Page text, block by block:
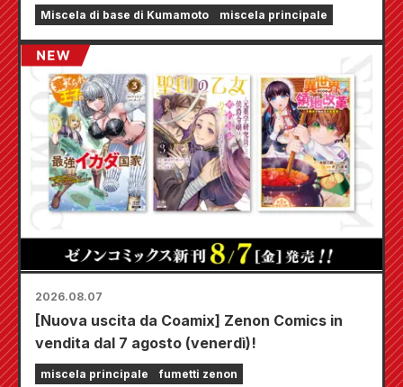
terremoto di Kumamoto del 2026.
Miscela di base di Kumamoto miscela principale
2026.08.07
[Nuova uscita da Coamix] Zenon Comics in
vendita dal 7 agosto (venerdì)!
miscela principale fumetti zenon